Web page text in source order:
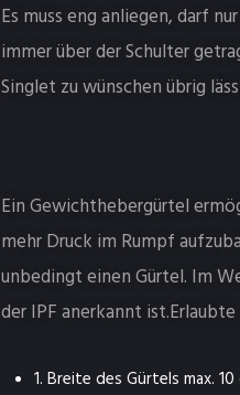
Es muss eng anliegen, darf
immer über der Schulter
Singlet zu wünschen übrig
Ein Gewichthebergürtel
mehr Druck im Rumpf
unbedingt einen Gürtel. Im
der IPF anerkannt
1. Breite des Gürtels max. 10